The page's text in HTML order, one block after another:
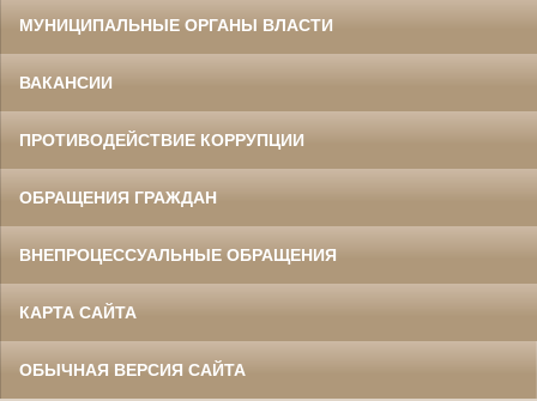
МУНИЦИПАЛЬНЫЕ ОРГАНЫ ВЛАСТИ
ВАКАНСИИ
ПРОТИВОДЕЙСТВИЕ КОРРУПЦИИ
ОБРАЩЕНИЯ ГРАЖДАН
ВНЕПРОЦЕССУАЛЬНЫЕ ОБРАЩЕНИЯ
КАРТА САЙТА
ОБЫЧНАЯ ВЕРСИЯ САЙТА